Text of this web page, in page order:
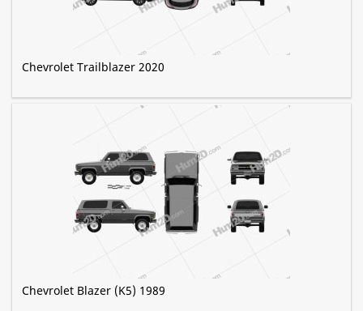
Chevrolet Trailblazer 2020
Chevrolet Blazer (K5) 1989